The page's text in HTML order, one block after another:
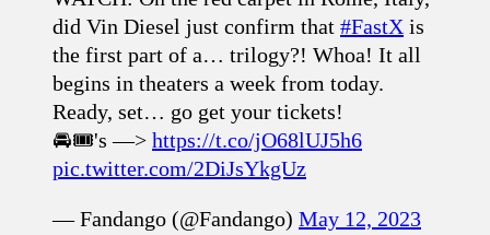
did Vin Diesel just confirm that #FastX is
the first part of a… trilogy?! Whoa! It all
begins in theaters a week from today.
Ready, set… go get your tickets!
🚘🎟's —> https://t.co/jO68lUJ5h6
pic.twitter.com/2DiJsYkgUz
— Fandango (@Fandango) May 12, 2023